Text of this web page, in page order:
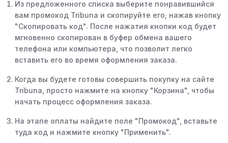
Из предложенного списка выберите понравившийся
вам промокод Tribuna и скопируйте его, нажав кнопку
"Скопировать код". После нажатия кнопки код будет
мгновенно скопирован в буфер обмена вашего
телефона или компьютера, что позволит легко
вставить его во время оформления заказа.
Когда вы будете готовы совершить покупку на сайте
Tribuna, просто нажмите на кнопку "Корзина", чтобы
начать процесс оформления заказа.
На этапе оплаты найдите поле "Промокод", вставьте
туда код и нажмите кнопку "Применить".